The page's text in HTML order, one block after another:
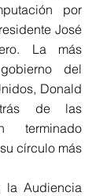
por
José
La más
del
Donald
de las
terminado
círculo más